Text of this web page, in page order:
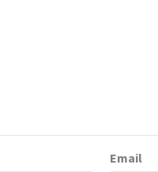
Email